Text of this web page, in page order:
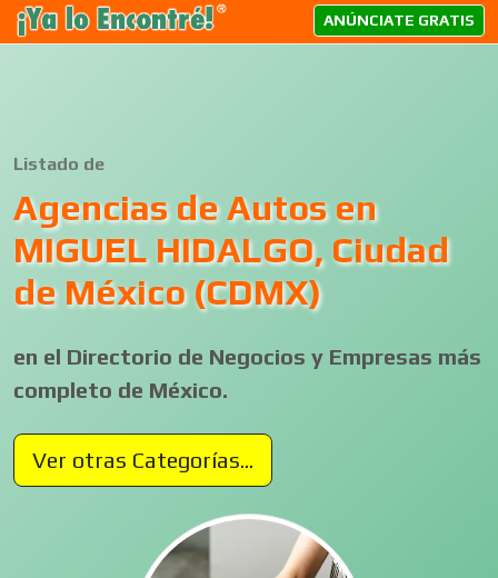
ANÚNCIATE GRATIS
Listado de
Agencias de Autos en
MIGUEL HIDALGO, Ciudad
de México (CDMX)
en el Directorio de Negocios y Empresas más
completo de México.
Ver otras Categorías...